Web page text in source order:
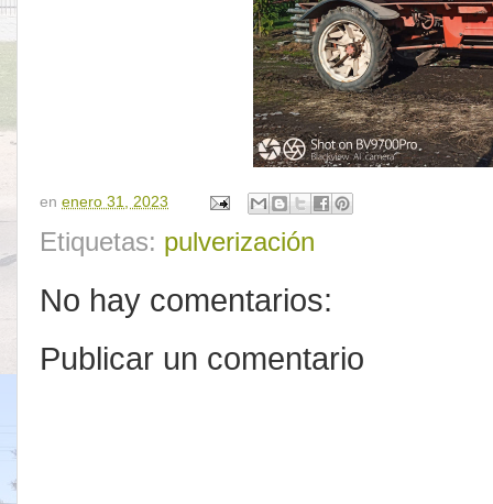
en enero 31, 2023
Etiquetas: pulverización
No hay comentarios:
Publicar un comentario